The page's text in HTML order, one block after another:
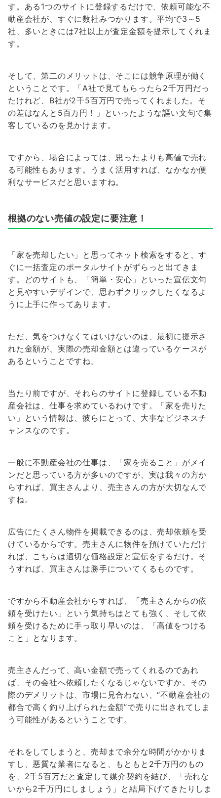
す。ある1つのサイトに登録するだけで、依頼可能な不
動産会社が、すぐに数社みつかります。平均で3～5
社、多いときには7社以上が査定金額を提示してくれま
す。
そして、第二のメリットは、そこには競争原理が働く
ということです。「A社で見てもらったら2千万円だっ
たけれど、B社が2千5百万円で売ってくれました。そ
の差はなんと5百万円！」といったような謳い文句で集
客しているのを見かけます。
ですから、場合によっては、思ったよりも高値で売れ
る可能性もあります。うまく活用すれば、なかなか便
利なサービスだと思いますね。
根拠のない売値の設定に要注意！
「家を売却したい」と思ってネット検索をすると、す
ぐに一括査定のポータルサイトがずらっと出てきま
す。どのサイトも、「簡単・安心」といった宣伝文句
と見やすいデザインで、思わずクリックしたくなるよ
うに上手に作ってあります。
ただ、気をつけなくてはいけないのは、最初に提示さ
れた金額が、実際の売却金額とは違っているケースが
あるということですね。
当たり前ですが、それらのサイトに登録している不動
産会社は、仕事を求めているわけです。「家を売りた
い」という情報は、彼らにとって、大事なビジネスチ
ャンスなのです。
一般に不動産会社の仕事は、「家を売ること」がメイ
ンだと思っている方が多いのですが、実は我々の方か
らすれば、買主さんより、売主さんの方が大切なんで
すね。
広告にたくさん物件を掲載できるのは、売却依頼を受
けているからです。売主さんに物件を預けていただけ
れば、こちらは適切な価格設定と宣伝をするだけ。そ
うすれば、買主さんは勝手についてくるものです。
ですから不動産会社からすれば、「売主さんからの依
頼を受けたい」という気持ちはとても強く、そして依
頼を受けるために手っ取り早いのは、「高値をつける
こと」となります。
売主さんだって、高い金額で売ってくれるのであれ
ば、その会社へ依頼したくなるじゃないですか。その
際のデメリットは、市場に見合わない、“不動産会社の
都合で高く釣り上げられた金額”で売りに出されてしま
う可能性があるということです。
それをしてしまうと、売却まで余分な時間がかかりま
すし、悪質な業者になると、もともと2千万円のもの
を、2千5百万だと査定して媒介契約を結び、「売れな
いから2千万円にしましょう」と結局下げてきたりしま